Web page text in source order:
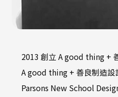
2013 創立 A good thing +
A good thing + 善良制造設
Parsons New School